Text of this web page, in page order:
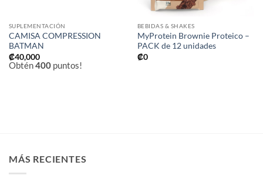
SUPLEMENTACIÓN
CAMISA COMPRESSION
BATMAN
₡40,000
Obtén400puntos!
BEBIDAS & SHAKES
MyProtein Brownie Proteico –
PACK de 12 unidades
₡0
MÁS RECIENTES